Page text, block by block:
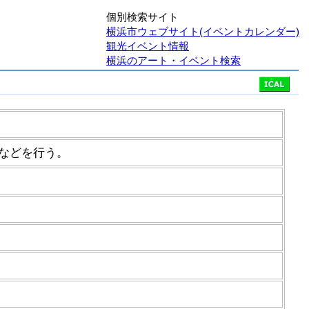
個別検索サイト
横浜市ウェブサイト(イベントカレンダー)
観光イベント情報
横浜のアート・イベント検索
どを行う。